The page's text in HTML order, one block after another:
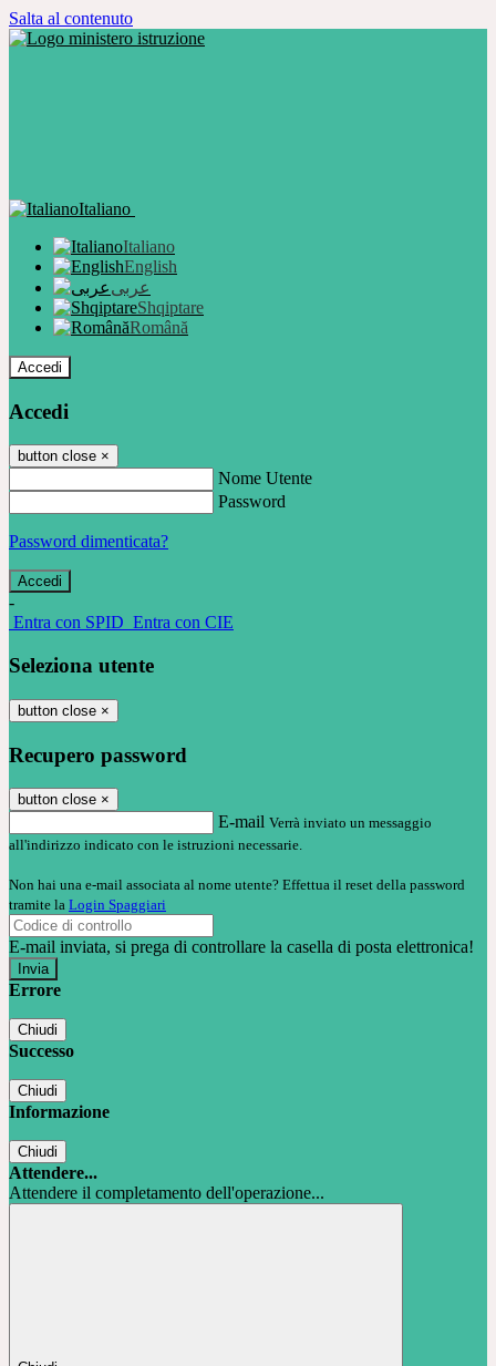
Salta al contenuto
Italiano
Italiano
English
عربى
Shqiptare
Română
Accedi
Accedi
button close ×
Nome Utente
Password
Password dimenticata?
-
Entra con SPID Entra con CIE
Seleziona utente
button close ×
Recupero password
button close ×
E-mail Verrà inviato un messaggio
all'indirizzo indicato con le istruzioni necessarie.
Non hai una e-mail associata al nome utente? Effettua il reset della password
tramite la Login Spaggiari
E-mail inviata, si prega di controllare la casella di posta elettronica!
Errore
Chiudi
Successo
Chiudi
Informazione
Chiudi
Attendere...
Attendere il completamento dell'operazione...